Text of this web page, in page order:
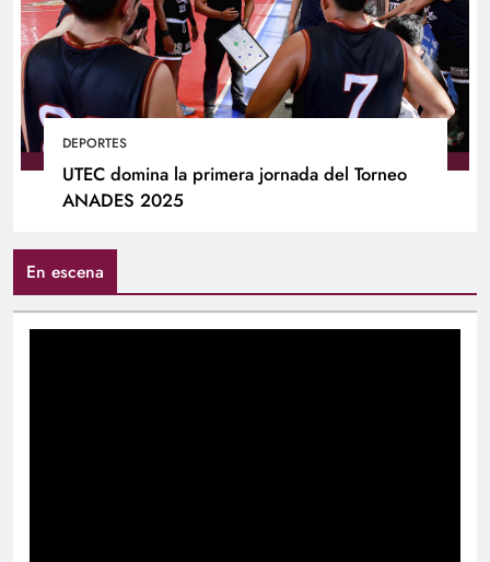
DEPORTES
UTEC domina la primera jornada del Torneo
ANADES 2025
En escena